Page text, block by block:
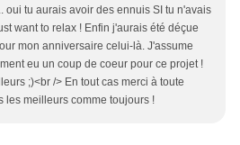
oui tu aurais avoir des ennuis SI tu n'avais
want to relax ! Enfin j'aurais été déçue
mon anniversaire celui-là. J'assume
eu un coup de coeur pour ce projet !
;)<br /> En tout cas merci à toute
les meilleurs comme toujours !